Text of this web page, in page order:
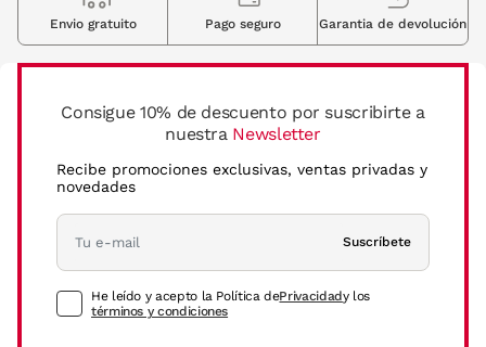
Consigue 10% de descuento por suscribirte a
nuestra Newsletter
Recibe promociones exclusivas, ventas privadas y
novedades
Suscríbete
He leído y acepto la Política dePrivacidady los
términos y condiciones
Envio gratuito Pago seguro Garantia de devolución